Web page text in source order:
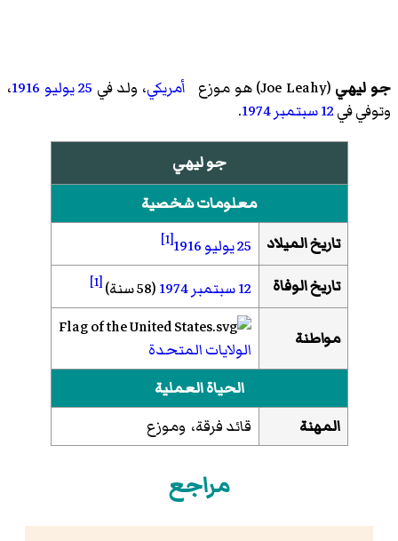
جو ليهي (
Joe Leahy)‏ هو موزع أمريكي، ولد في 25 يوليو 1916،
وتوفي في12 سبتمبر 1974
.
جو ليهي
معلومات شخصية
تاريخ الميلاد
25 يوليو 1916
[1]
تاريخ الوفاة 12 سبتمبر 1974(58 سنة) [1]
مواطنة
الولايات المتحدة
الحياة العملية
المهنة
قائد فرقة، وموزع
مراجع